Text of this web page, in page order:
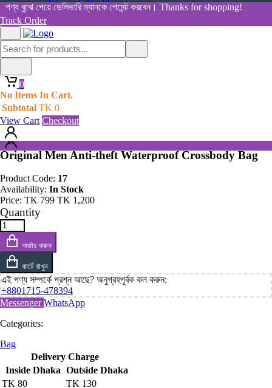
বুঝে পেয়ে ডেলিভারি ম্যানকে পেমেন্ট করবেন। Thanks for shopping!
Track Order
0
No Items In Cart.
Subtotal TK 0
View Cart Checkout
Women's Health
View All Categories
Shop By Category
Home
0
No Items In Cart.
Subtotal TK0
View Cart
Original Men Anti-theft Waterproof Crossbody Bag
Original Men Anti-theft Waterproof Crossbody Bag
Product Code: 17
Availability: In Stock
Price: TK 799 TK 1,200
Quantity
অর্ডার করুন
কার্টে রাখুন
এই পণ্য সম্পর্কে প্রশ্ন আছে? অনুগ্রহপূর্বক কল করুন:
+8801715-478394
MessengerWhatsApp
Categories:
Bag
Delivery Charge
Inside Dhaka Outside Dhaka
TK 80 TK 130